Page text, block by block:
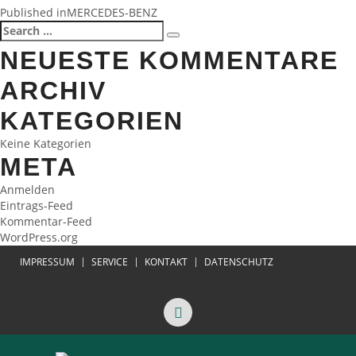
BEITRAGSNAVIGATION
Published inMERCEDES-BENZ
Search
for:
Search
NEUESTE KOMMENTARE
ARCHIV
KATEGORIEN
Keine Kategorien
META
Anmelden
Eintrags-Feed
Kommentar-Feed
WordPress.org
IMPRESSUM SERVICE KONTAKT DATENSCHUTZ